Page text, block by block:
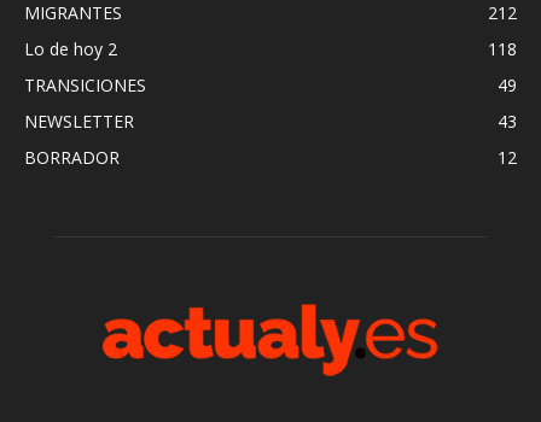
MIGRANTES
212
Lo de hoy 2
118
TRANSICIONES
49
NEWSLETTER
43
BORRADOR
12